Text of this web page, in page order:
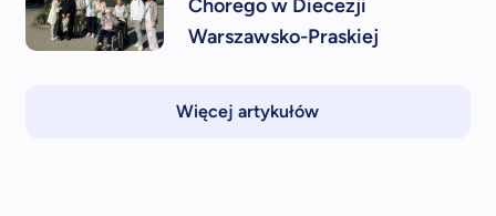
Chorego w Diecezji
Warszawsko-Praskiej
Więcej artykułów